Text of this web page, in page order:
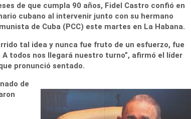
de que cumpla 90 años, Fidel Castro confió en
cubano al intervenir junto con su hermano
de Cuba (PCC) este martes en La Habana.
tal idea y nunca fue fruto de un esfuerzo, fue
todos nos llegará nuestro turno”, afirmó el líder
pronunció sentado.
de